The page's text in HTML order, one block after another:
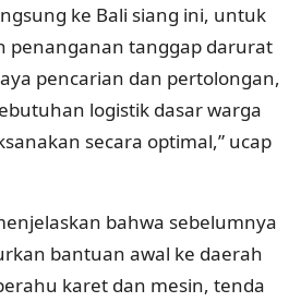
ke Bali siang ini, untuk
penanganan tanggap darurat
pencarian dan pertolongan,
logistik dasar warga
secara optimal,” ucap
bahwa sebelumnya
bantuan awal ke daerah
karet dan mesin, tenda